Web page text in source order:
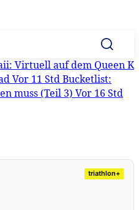
Virtuell auf dem Queen K
Vor 11 StdBucketlist:
muss (Teil 3) Vor 16 Std
triathlon+